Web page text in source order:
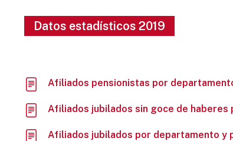
Datos estadísticos 2019
Afiliados pensionistas por
Afiliados jubilados sin goce de
Afiliados jubilados por departamento y